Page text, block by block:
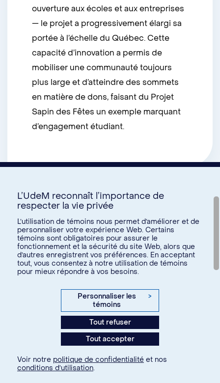
ouverture aux écoles et aux entreprises
— le projet a progressivement élargi sa
portée à l’échelle du Québec. Cette
capacité d’innovation a permis de
mobiliser une communauté toujours
plus large et d’atteindre des sommets
en matière de dons, faisant du Projet
Sapin des Fêtes un exemple marquant
d’engagement étudiant.
Pour les contacter
Courriel :
projetsapindesfetes@gmail.com
Instagram :@sapindesfetes
Mentions spéciales
Catégorie Vie de campus
L'Association algérienne de l'Université de
L’UdeM reconnaît l’importance de
respecter la vie privée
L’utilisation de témoins nous permet d’améliorer et de
personnaliser votre expérience Web. Certains
témoins sont obligatoires pour assurer le
fonctionnement et la sécurité du site Web, alors que
d’autres enregistrent vos préférences. En acceptant
tout, vous consentez à notre utilisation de témoins
pour mieux répondre à vos besoins.
Personnaliser les
témoins
>
Tout refuser
Tout accepter
Voir notre politique de confidentialité et nos
conditions d’utilisation.